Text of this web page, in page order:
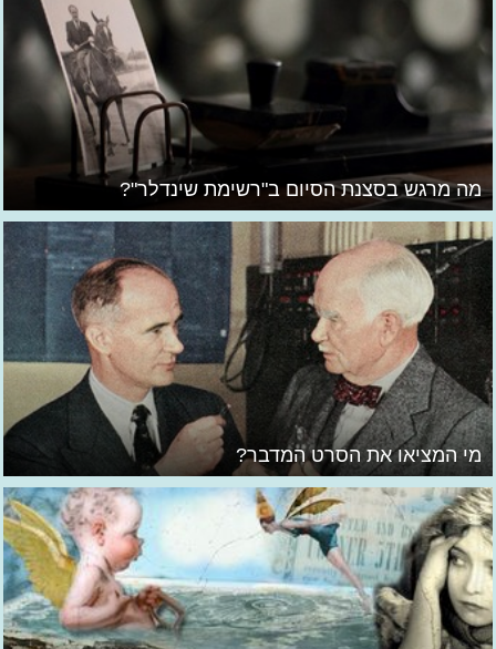
מה מרגש בסצנת הסיום ב"רשימת שינדלר"?
מי המציאו את הסרט המדבר?